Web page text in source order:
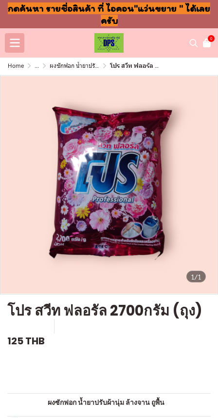
กดค้นหา รายชื่อสินค้า ที่ ไอคอน"แว่นขยาย " ได้เลย
ครับ
0
Home ... ผงซักฟอก น้ำยาปรับผ้านุ่ม ล้างจาน ถูพื้น โปร สวีท ฟลอรัล 2700กรัม (ถุง)
1/1
โปร สวีท ฟลอรัล 2700กรัม (ถุง)
125 THB
ผงซักฟอก น้ำยาปรับผ้านุ่ม ล้างจาน ถูพื้น